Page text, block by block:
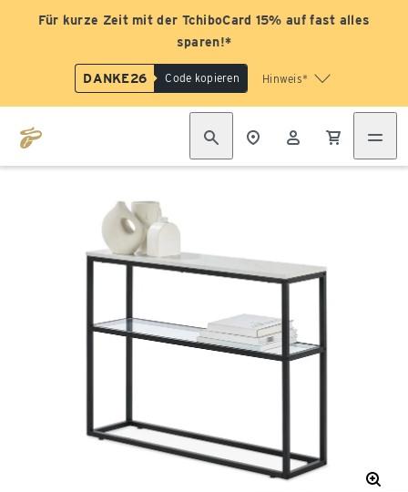
Für kurze Zeit mit der TchiboCard 15% auf fast alles
sparen!*
DANKE26 Code kopieren Hinweis*